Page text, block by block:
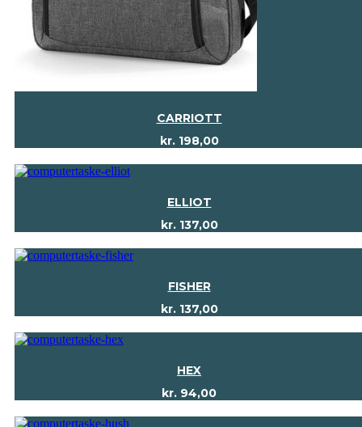
CARRIOTT
kr.198,00
ELLIOT
kr.137,00
FISHER
kr.137,00
HEX
kr. 94,00